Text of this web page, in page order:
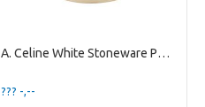
A. Celine White Stoneware Pot ES10,5
??? -,--